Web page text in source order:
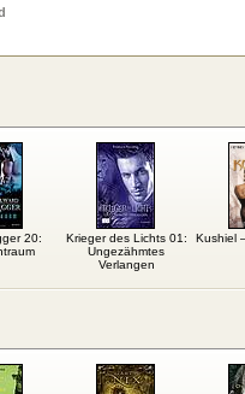
20:
Krieger des Lichts 01:
Ungezähmtes
Verlangen
Kushiel